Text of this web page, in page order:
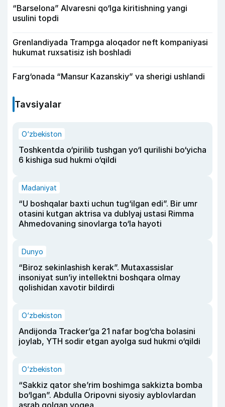
“Barselona” Alvaresni qo‘lga kiritishning yangi
usulini topdi
Grenlandiyada Trampga aloqador neft kompaniyasi
hukumat ruxsatisiz ish boshladi
Farg‘onada “Mansur Kazanskiy” va sherigi ushlandi
Tavsiyalar
O‘zbekiston
Toshkentda o‘pirilib tushgan yo‘l qurilishi bo‘yicha
6 kishiga sud hukmi o‘qildi
Madaniyat
“U boshqalar baxti uchun tug‘ilgan edi”. Bir umr
otasini kutgan aktrisa va dublyaj ustasi Rimma
Ahmedovaning sinovlarga to‘la hayoti
Dunyo
“Biroz sekinlashish kerak”. Mutaxassislar
insoniyat sun’iy intellektni boshqara olmay
qolishidan xavotir bildirdi
O‘zbekiston
Andijonda Tracker’ga 21 nafar bog‘cha bolasini
joylab, YTH sodir etgan ayolga sud hukmi o‘qildi
O‘zbekiston
“Sakkiz qator she’rim boshimga sakkizta bomba
bo‘lgan”. Abdulla Oripovni siyosiy ayblovlardan
asrab qolgan voqea